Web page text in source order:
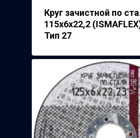
Круг зачистной по
115х6х22,2
Тип 27